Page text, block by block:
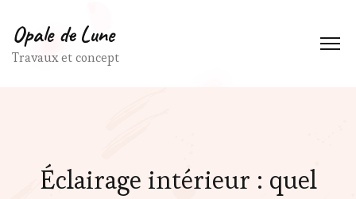
Opale de Lune
Travaux et concept
Éclairage intérieur : quel